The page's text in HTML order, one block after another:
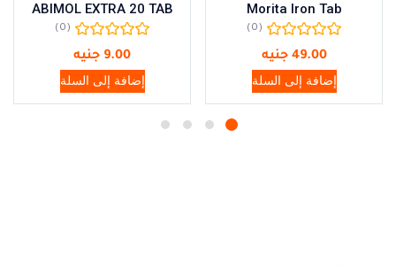
Morita Iron Tab
(0)
49.00 جنيه
إضافة إلى السلة
ABIMOL EXTRA 20 TAB
(0)
9.00 جنيه
إضافة إلى السلة